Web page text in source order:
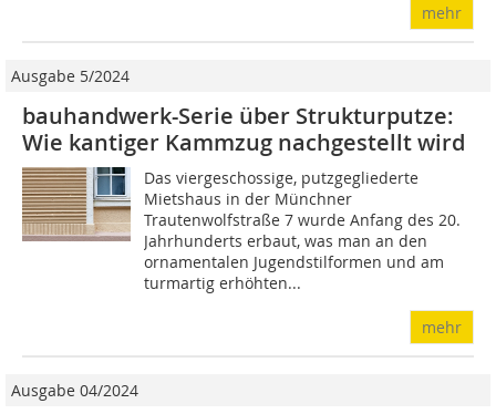
mehr
Ausgabe 5/2024
bauhandwerk-Serie über Strukturputze:
Wie kantiger Kammzug nachgestellt wird
Das viergeschossige, putzgegliederte
Mietshaus in der Münchner
Trautenwolfstraße 7 wurde Anfang des 20.
Jahrhunderts erbaut, was man an den
ornamentalen Jugendstilformen und am
turmartig erhöhten...
mehr
Ausgabe 04/2024